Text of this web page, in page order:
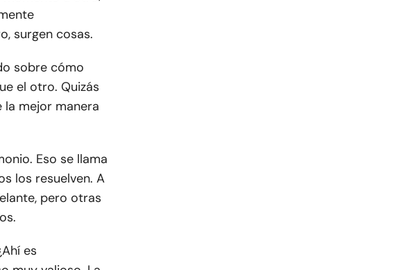
surgen cosas.
sobre cómo
el otro. Quizás
mejor manera
Eso se llama
los resuelven. A
pero otras
es